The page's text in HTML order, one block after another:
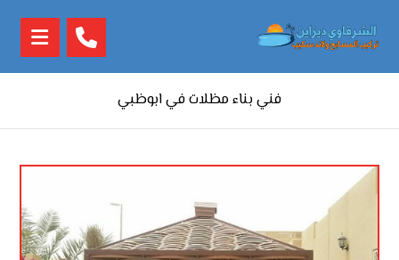
فني بناء مظلات في ابوظبي